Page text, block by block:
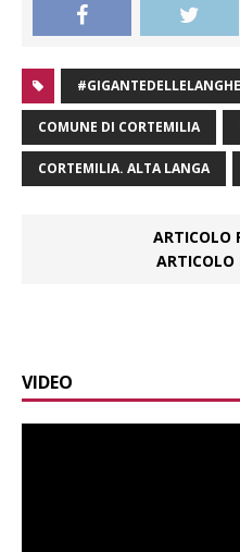
COMUNE DI CORTEMILIA
CORTEMILIA. ALTA LANGA
ARTICOLO
ARTICOLO
VIDEO